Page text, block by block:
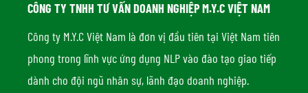
CÔNG TY TNHH TƯ VẤN DOANH NGHIỆP M.Y.C VIỆT NAM
Công ty M.Y.C Việt Nam là đơn vị đầu tiên tại Việt Nam tiên
phong trong lĩnh vực ứng dụng NLP vào đào tạo giao tiếp
dành cho đội ngũ nhân sự, lãnh đạo doanh nghiệp.